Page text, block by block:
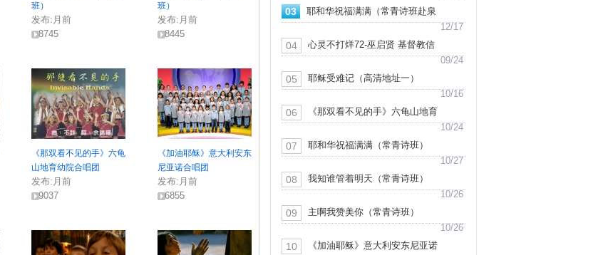
班）
发布: 月前
8745
班）
发布: 月前
8445
《那双看不见的手》六龟
山地育幼院合唱团
发布: 月前
9037
《加油耶稣》意大利安东
尼亚诺合唱团
发布: 月前
6855
03
耶和华祝福满满（常青诗班赴泉
港山腰教会献堂献唱）
12/17
04
心灵不打烊72-巫启贤 基督教信
仰见证
09/24
05
耶稣受难记（高清地址一）
10/16
06
《那双看不见的手》六龟山地育
幼院合唱团
10/24
07
耶和华祝福满满（常青诗班）
10/27
08
我知谁管着明天（常青诗班）
10/26
09
主啊我赞美你（常青诗班）
10/26
10
《加油耶稣》意大利安东尼亚诺